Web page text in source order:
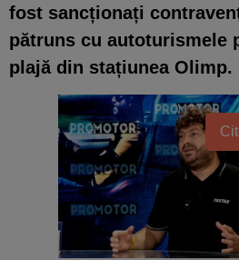
fost sancționați
pătruns cu autoturismele
plajă din stațiunea Olimp.